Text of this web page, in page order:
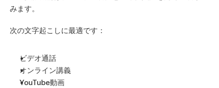
みます。
次の文字起こしに最適です：
ビデオ通話
オンライン講義
YouTube動画